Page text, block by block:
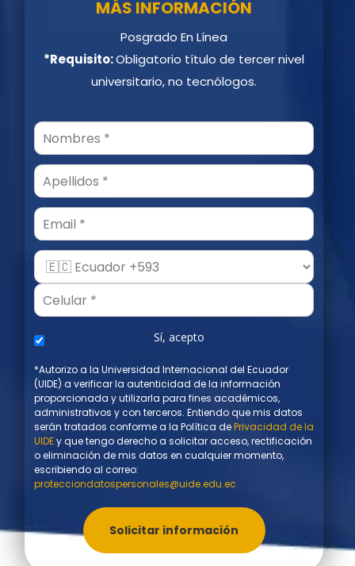
MÁS INFORMACIÓN
Posgrado En Línea
*Requisito:Obligatorio título de tercer nivel
universitario, no tecnólogos.
Email
Sí, acepto
*Autorizo a la Universidad Internacional del Ecuador
(UIDE) a verificar la autenticidad de la información
proporcionada y utilizarla para fines académicos,
administrativos y con terceros. Entiendo que mis datos
serán tratados conforme a la Política dePrivacidad de la
UIDEy que tengo derecho a solicitar acceso, rectificación
o eliminación de mis datos en cualquier momento,
escribiendo al correo:
protecciondatospersonales@uide.edu.ec
Solicitar información